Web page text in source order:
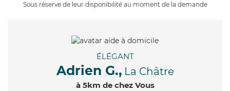
Sous réserve de leur disponibilité au moment de la demande
ÉLÉGANT
Adrien G., La Châtre
à 5km de chez Vous